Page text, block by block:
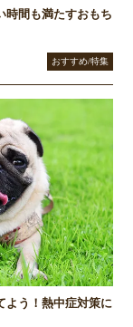
時間も満たすおもち
おすすめ/特集
よう！熱中症対策に